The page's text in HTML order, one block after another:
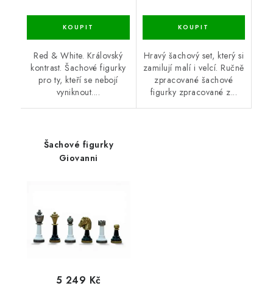
Red & White. Královský
kontrast. Šachové figurky
pro ty, kteří se nebojí
vyniknout....
Hravý šachový set, který si
zamilují malí i velcí. Ručně
zpracované šachové
figurky zpracované z...
Šachové figurky
Giovanni
5 249 Kč